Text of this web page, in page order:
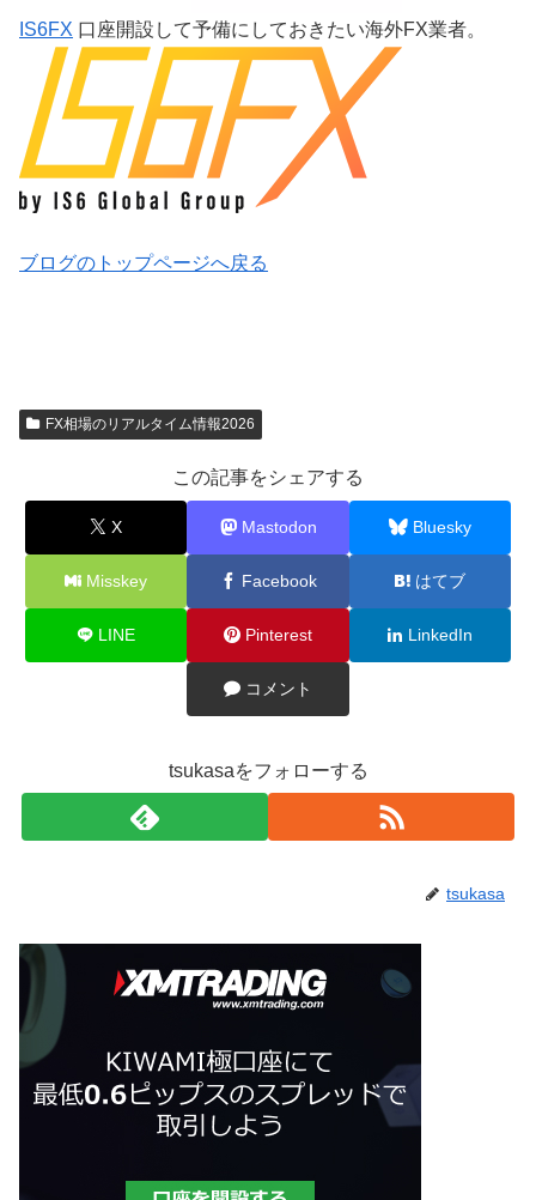
IS6FX 口座開設して予備にしておきたい海外FX業者。
ブログのトップページへ戻る
FX相場のリアルタイム情報2026
この記事をシェアする
X Mastodon Bluesky
Misskey Facebook はてブ
LINE Pinterest LinkedIn
コメント
tsukasaをフォローする
tsukasa